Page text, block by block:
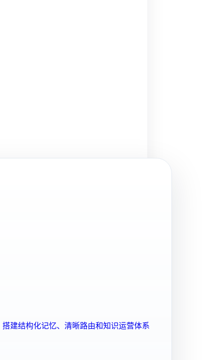
建结构化记忆、清晰路由和知识运营体系